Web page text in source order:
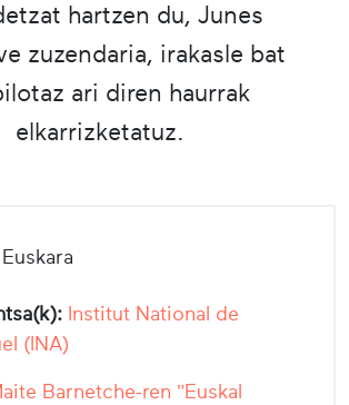
hartzen du, Junes
zuzendaria, irakasle bat
ari diren haurrak
elkarrizketatuz.
Euskara
Institut National de
(INA)
Barnetche-ren "Euskal